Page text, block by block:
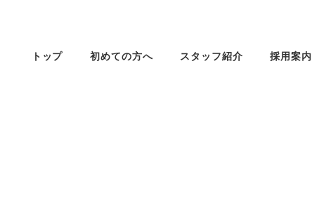
トップ 初めての方へ スタッフ紹介 採用案内